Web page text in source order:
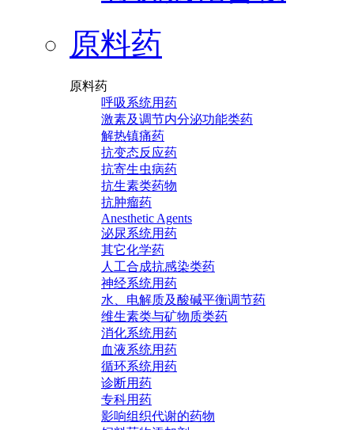
原料药
原料药
呼吸系统用药
激素及调节内分泌功能类药
解热镇痛药
抗变态反应药
抗寄生虫病药
抗生素类药物
抗肿瘤药
Anesthetic Agents
泌尿系统用药
其它化学药
人工合成抗感染类药
神经系统用药
水、电解质及酸碱平衡调节药
维生素类与矿物质类药
消化系统用药
血液系统用药
循环系统用药
诊断用药
专科用药
影响组织代谢的药物